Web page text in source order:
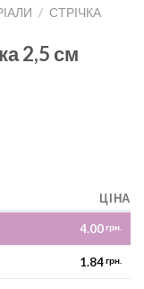
/ СТРІЧКА
2,5 см
ЦІНА
4.00грн.
1.84грн.